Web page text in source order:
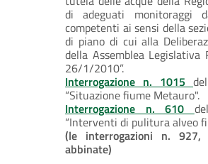
di adeguati monitoraggi
competenti ai sensi della
di piano di cui alla
della Assemblea Legislativa
26/1/2010”.
Interrogazione n. 1015
“Situazione fiume Metauro".
Interrogazione n. 610
“Interventi di pulitura alveo
(le interrogazioni n.
abbinate)